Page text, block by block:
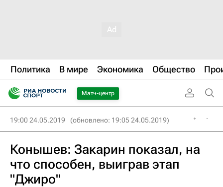
Политика В мире Экономика Общество
Матч-центр
19:00 24.05.2019 (обновлено: 19:05 24.05.2019)
Конышев: Закарин показал, на
что способен, выиграв этап
"Джиро"